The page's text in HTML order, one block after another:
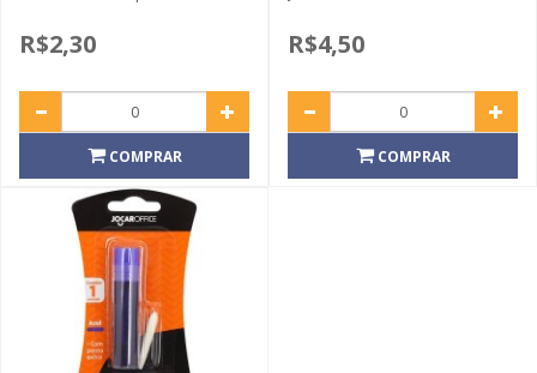
R$2,30
COMPRAR
R$4,50
COMPRAR